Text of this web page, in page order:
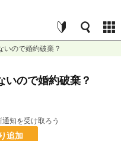
いので婚約破棄？
いので婚約破棄？
知を受け取ろう
追加